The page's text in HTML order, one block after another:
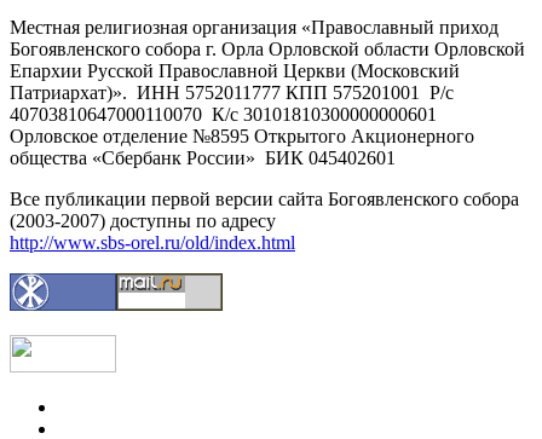
Местная религиозная организация «Православный приход
Богоявленского собора г. Орла Орловской области Орловской
Епархии Русской Православной Церкви (Московский
Патриархат)». ИНН 5752011777 КПП 575201001 Р/с
40703810647000110070 К/с 30101810300000000601
Орловское отделение №8595 Открытого Акционерного
общества «Сбербанк России» БИК 045402601
Все публикации первой версии сайта Богоявленского собора
(2003-2007) доступны по адресу
http://www.sbs-orel.ru/old/index.html